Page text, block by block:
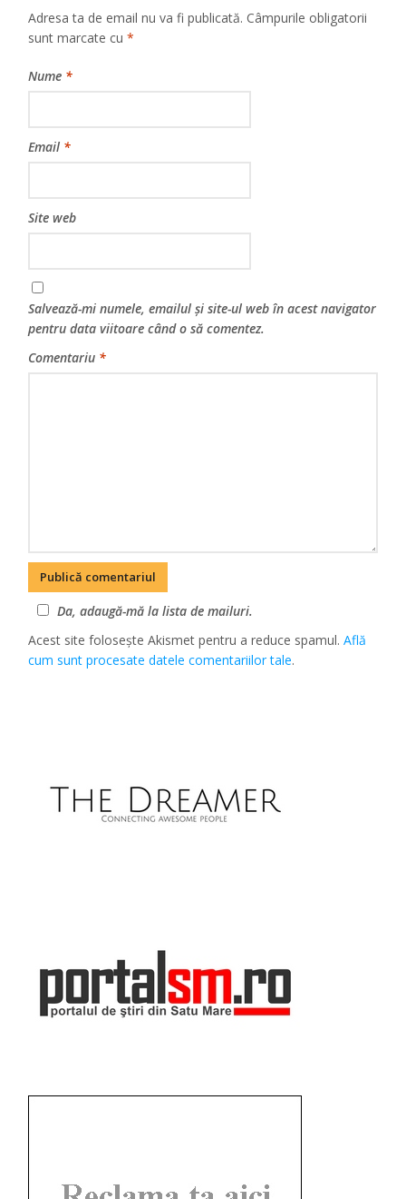
Adresa ta de email nu va fi publicată. Câmpurile obligatorii
sunt marcate cu*
Nume *
Email *
Site web
Salvează-mi numele, emailul și site-ul web în acest navigator
pentru data viitoare când o să comentez.
Comentariu *
Da, adaugă-mă la lista de mailuri.
Acest site folosește Akismet pentru a reduce spamul.Află
cum sunt procesate datele comentariilor tale.